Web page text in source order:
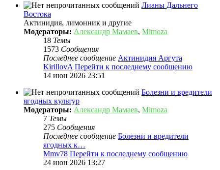
Лианы Дальнего
Востока
Актинидия, лимонник и другие
Модераторы: Александр Мамаев, Mimoza
18 Темы
1573 Сообщения
Последнее сообщение Актинидия Аргута
KirillovA Перейти к последнему сообщению
14 июн 2026 23:51
Болезни и вредители
ягодных культур
Модераторы: Александр Мамаев, Mimoza
7 Темы
275 Сообщения
Последнее сообщение Болезни и вредители
ягодных к…
Mmv78 Перейти к последнему сообщению
24 июн 2026 13:27